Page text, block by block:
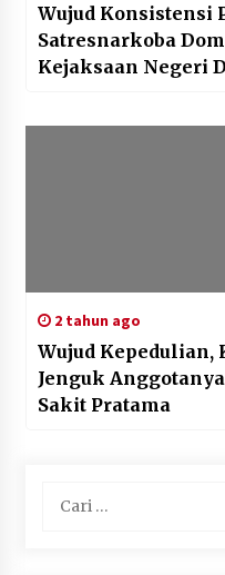
Wujud Konsistensi
Satresnarkoba
Kejaksaan Negeri
2 tahun ago
Wujud Kepedulian,
Jenguk
Sakit Pratama
untuk: